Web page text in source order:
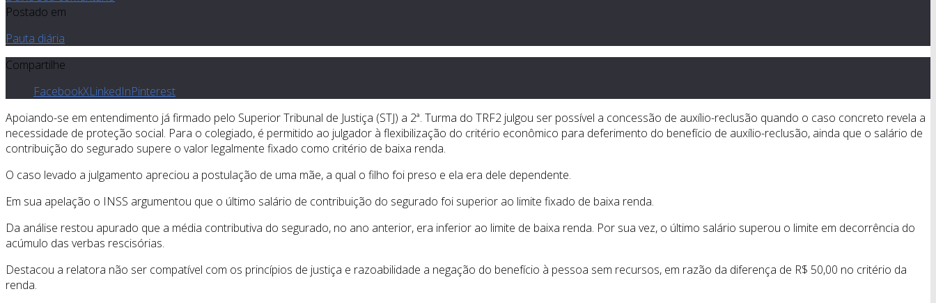
Postado em
Pauta diária
Compartilhe
FacebookXLinkedInPinterest
Apoiando-se em entendimento já firmado pelo Superior Tribunal de Justiça (STJ) a 2ª. Turma do TRF2 julgou ser possível a concessão de auxílio-reclusão quando o caso concreto revela a
necessidade de proteção social. Para o colegiado, é permitido ao julgador à flexibilização do critério econômico para deferimento do benefício de auxílio-reclusão, ainda que o salário de
contribuição do segurado supere o valor legalmente fixado como critério de baixa renda.
O caso levado a julgamento apreciou a postulação de uma mãe, a qual o filho foi preso e ela era dele dependente.
Em sua apelação o INSS argumentou que o último salário de contribuição do segurado foi superior ao limite fixado de baixa renda.
Da análise restou apurado que a média contributiva do segurado, no ano anterior, era inferior ao limite de baixa renda. Por sua vez, o último salário superou o limite em decorrência do
acúmulo das verbas rescisórias.
Destacou a relatora não ser compatível com os princípios de justiça e razoabilidade a negação do benefício à pessoa sem recursos, em razão da diferença de R$ 50,00 no critério da
renda.